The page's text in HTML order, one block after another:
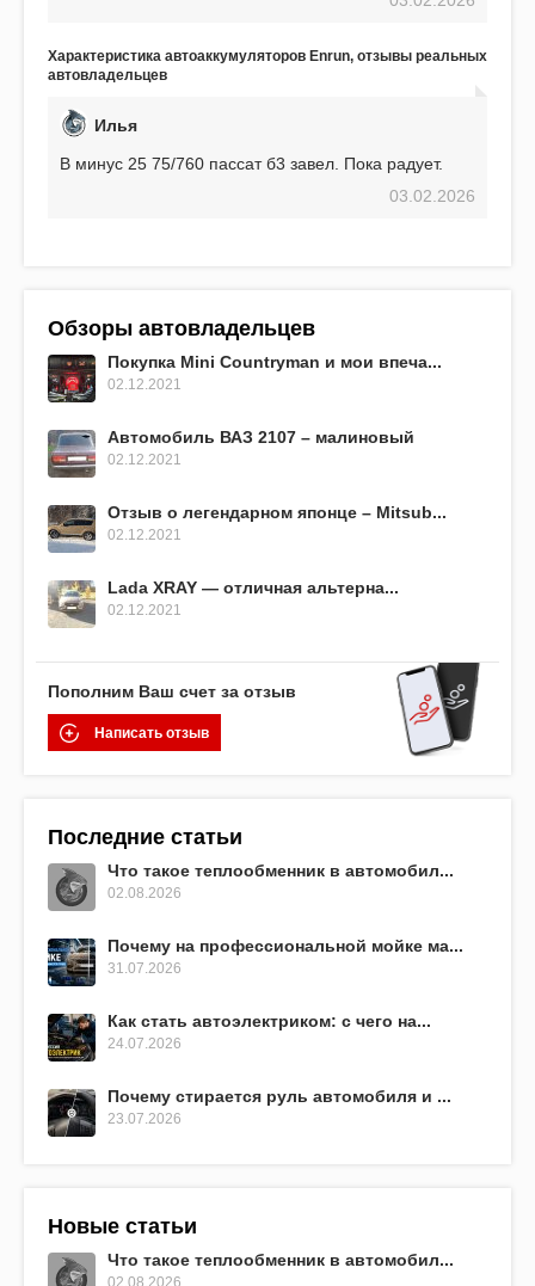
использования не было ни единой поломки,
EFB 75. Судя по характеристикам, он даже
превосходит предыдущую модель.
Характеристика автоаккумуляторов Enrun, отзывы реальных
автовладельцев
Илья
В минус 25 75/760 пассат б3 завел. Пока радует.
03.02.2026
Обзоры автовладельцев
Покупка Mini Countryman и мои впеча...
02.12.2021
Автомобиль ВАЗ 2107 – малиновый
02.12.2021
Отзыв о легендарном японце – Mitsub...
02.12.2021
Lada XRAY — отличная альтерна...
02.12.2021
Пополним Ваш счет за отзыв
Написать отзыв
Последние статьи
Что такое теплообменник в автомобил...
02.08.2026
Почему на профессиональной мойке ма...
31.07.2026
Как стать автоэлектриком: с чего на...
24.07.2026
Почему стирается руль автомобиля и ...
23.07.2026
Новые статьи
Что такое теплообменник в автомобил...
02.08.2026